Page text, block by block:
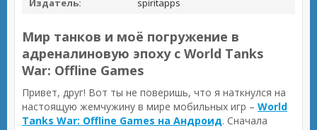
Издатель:
spiritapps
Мир танков и моё погружение в
адреналиновую эпоху с World Tanks
War: Offline Games
Привет, друг! Вот ты не поверишь, что я наткнулся на
настоящую жемчужину в мире мобильных игр – World
Tanks War: Offline Games на Андроид. Сначала